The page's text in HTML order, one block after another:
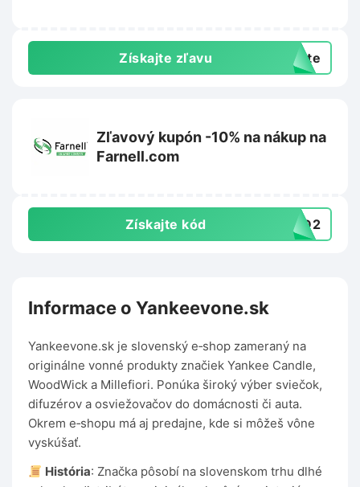
Získajte zľavu exte
Zľavový kupón -10% na nákup na
Farnell.com
Získajte kód 4BD2
Informace o Yankeevone.sk
Yankeevone.sk je slovenský e‑shop zameraný na
originálne vonné produkty značiek Yankee Candle,
WoodWick a Millefiori. Ponúka široký výber sviečok,
difuzérov a osviežovačov do domácnosti či auta.
Okrem e‑shopu má aj predajne, kde si môžeš vône
vyskúšať.
História: Značka pôsobí na slovenskom trhu dlhé